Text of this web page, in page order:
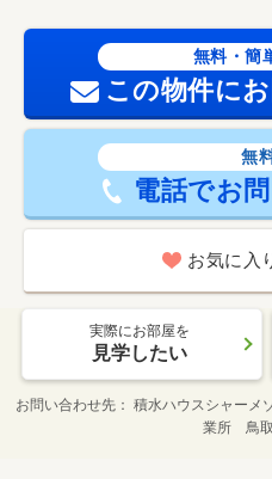
無料・簡
この物件に
無
電話でお
お気に入
実際にお部屋を
見学したい
お問い合わせ先
積水ハウスシャーメ
業所 鳥取